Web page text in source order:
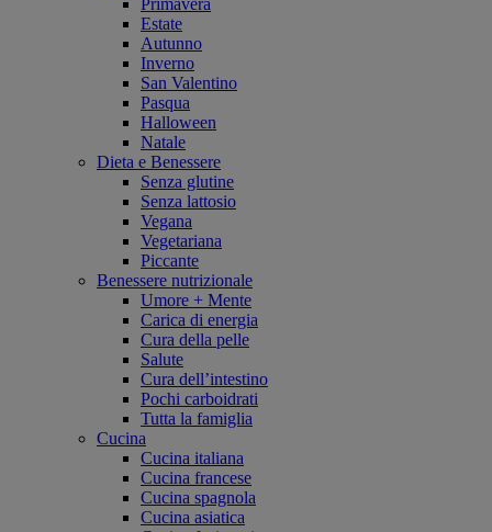
Primavera
Estate
Autunno
Inverno
San Valentino
Pasqua
Halloween
Natale
Dieta e Benessere
Senza glutine
Senza lattosio
Vegana
Vegetariana
Piccante
Benessere nutrizionale
Umore + Mente
Carica di energia
Cura della pelle
Salute
Cura dell’intestino
Pochi carboidrati
Tutta la famiglia
Cucina
Cucina italiana
Cucina francese
Cucina spagnola
Cucina asiatica